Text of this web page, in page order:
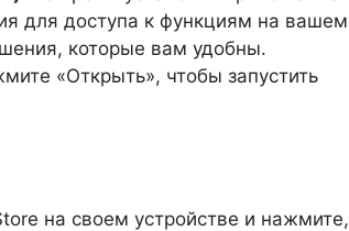
для доступа к функциям на вашем
которые вам удобны.
«Открыть», чтобы запустить
на своем устройстве и нажмите,